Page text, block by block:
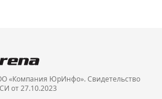
«Компания ЮрИнфо». Cвидетельство
от 27.10.2023